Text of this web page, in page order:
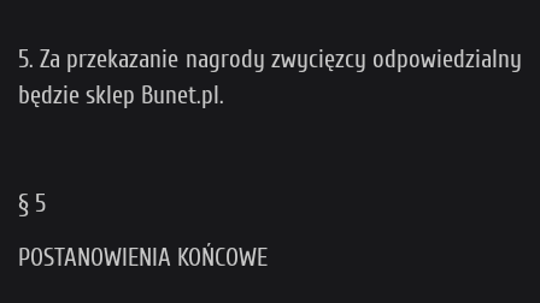
5. Za przekazanie nagrody zwycięzcy odpowiedzialny
będzie sklep Bunet.pl.
§ 5
POSTANOWIENIA KOŃCOWE